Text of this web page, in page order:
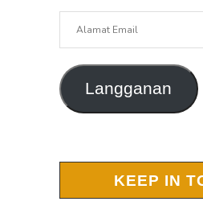
Langganan
KEEP IN